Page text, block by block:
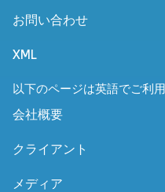
お問い合わせ
XML
以下のページは英語でご利
会社概要
クライアント
メディア